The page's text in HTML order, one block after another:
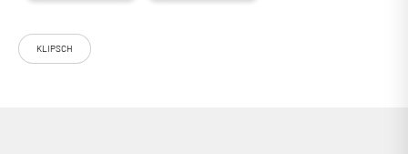
KLIPSCH
La paire d'enceintes surround sans fil Klipsch Flexus Surr 100 adopte